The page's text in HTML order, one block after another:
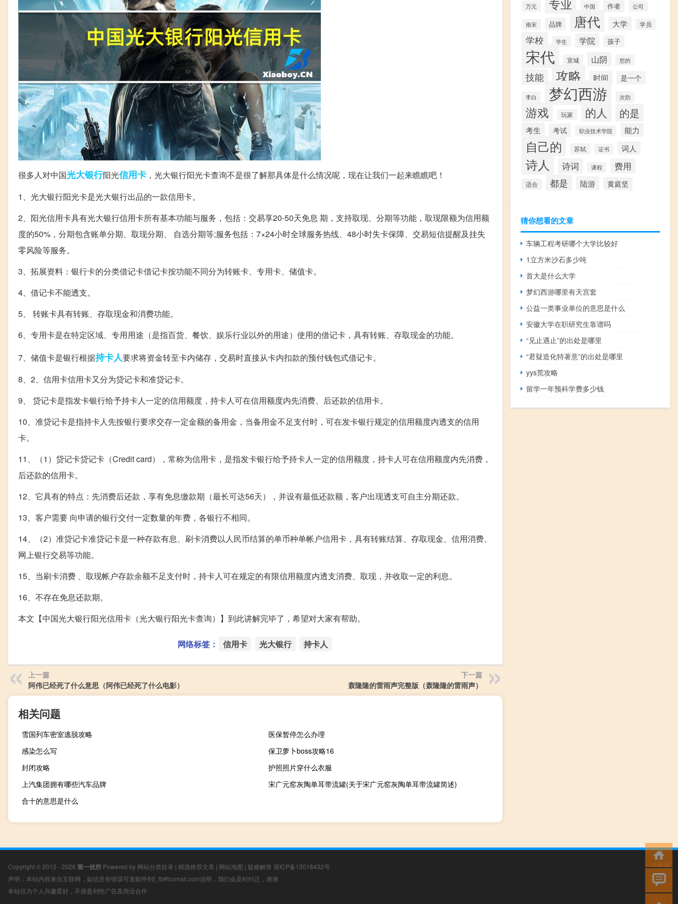
很多人对中国光大银行阳光信用卡 ，光大银行阳光卡查询不是很了解那具体是什么情况呢，现在让我们一起来瞧瞧吧！
1、光大银行阳光卡是光大银行出品的一款信用卡。
2、阳光信用卡具有光大银行信用卡所有基本功能与服务，包括：交易享20-50天免息 期，支持取现、分期等功能，取现限额为信用额
度的50%，分期包含账单分期、取现分期、 自选分期等;服务包括：7×24小时全球服务热线、48小时失卡保障、交易短信提醒及挂失
零风险等服务。
3、拓展资料：银行卡的分类借记卡借记卡按功能不同分为转账卡、专用卡、储值卡。
4、借记卡不能透支。
5、 转账卡具有转账、存取现金和消费功能。
6、专用卡是在特定区域、专用用途（是指百货、餐饮、娱乐行业以外的用途）使用的借记卡，具有转账、存取现金的功能。
7、储值卡是银行根据持卡人要求将资金转至卡内储存，交易时直接从卡内扣款的预付钱包式借记卡。
8、2、信用卡信用卡又分为贷记卡和准贷记卡。
9、 贷记卡是指发卡银行给予持卡人一定的信用额度，持卡人可在信用额度内先消费、后还款的信用卡。
10、准贷记卡是指持卡人先按银行要求交存一定金额的备用金，当备用金不足支付时，可在发卡银行规定的信用额度内透支的信用
卡。
11、（1）贷记卡贷记卡（Credit card），常称为信用卡，是指发卡银行给予持卡人一定的信用额度，持卡人可在信用额度内先消费，
后还款的信用卡。
12、它具有的特点：先消费后还款，享有免息缴款期（最长可达56天），并设有最低还款额，客户出现透支可自主分期还款。
13、客户需要 向申请的银行交付一定数量的年费，各银行不相同。
14、（2）准贷记卡准贷记卡是一种存款有息、刷卡消费以人民币结算的单币种单帐户信用卡，具有转账结算、存取现金、信用消费、
网上银行交易等功能。
15、当刷卡消费 、取现帐户存款余额不足支付时，持卡人可在规定的有限信用额度内透支消费、取现，并收取一定的利息。
16、不存在免息还款期。
本文【中国光大银行阳光信用卡（光大银行阳光卡查询）】到此讲解完毕了，希望对大家有帮助。
网络标签： 信用卡 光大银行 持卡人
上一篇
阿伟已经死了什么意思（阿伟已经死了什么电影）
下一篇
轰隆隆的雷雨声完整版（轰隆隆的雷雨声）
相关问题
雪国列车密室逃脱攻略
医保暂停怎么办理
感染怎么写
保卫萝卜boss攻略16
封闭攻略
护照照片穿什么衣服
上汽集团拥有哪些汽车品牌
宋广元窑灰陶单耳带流罐(关于宋广元窑灰陶单耳带流罐简述)
合十的意思是什么
万元 专业 中国 作者 公司
南宋 品牌 唐代 大学 学员
学校 学生 学院 孩子
宋代 宣城 山阴 您的
技能 攻略 时间 是一个
李白 梦幻西游 次韵
游戏 玩家 的人 的是
考生 考试 职业技术学院 能力
自己的 苏轼 证书 词人
诗人 诗词 课程 费用
适合 都是 陆游 黄庭坚
猜你想看的文章
车辆工程考研哪个大学比较好
1立方米沙石多少吨
首大是什么大学
梦幻西游哪里有天宫套
公益一类事业单位的意思是什么
安徽大学在职研究生靠谱吗
“见止遇止”的出处是哪里
“君疑造化特著意”的出处是哪里
yys荒攻略
留学一年预科学费多少钱
Copyright © 2012 - 2026 第一丝所 Powered by 网站分类目录 | 精选推荐文章 | 网站地图 | 疑难解答 浙ICP备13018432号
声明：本站内容来自互联网，如信息有错误可发邮件到f_fb#foxmail.com说明，我们会及时纠正，谢谢
本站仅为个人兴趣爱好，不接盈利性广告及商业合作